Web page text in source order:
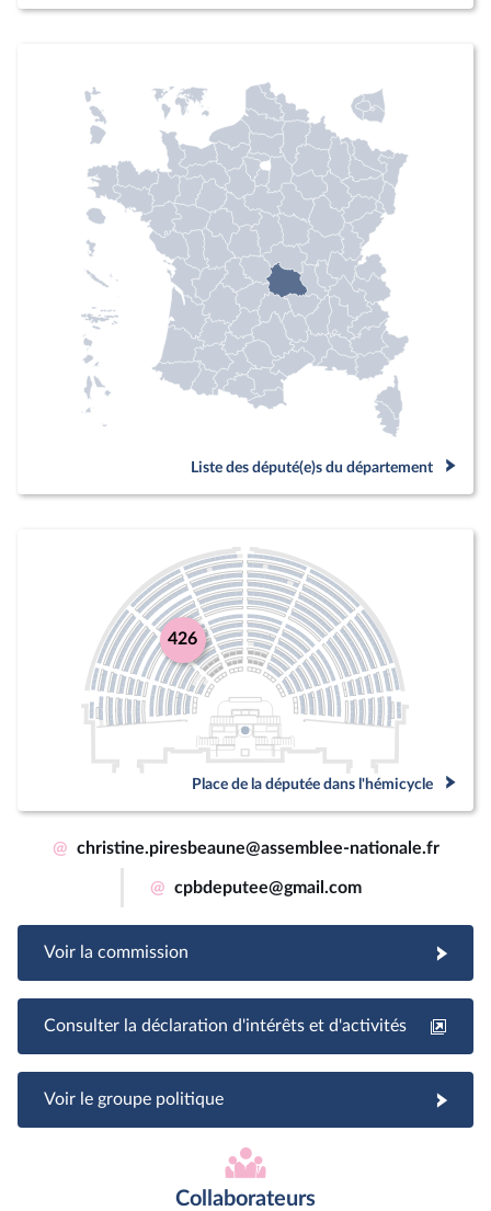
Liste des député(e)s du département
426
Place de la députée dans l'hémicycle
@ christine.piresbeaune@assemblee-nationale.fr
@ cpbdeputee@gmail.com
Voir la commission
Consulter la déclaration d'intérêts et d'activités
Voir le groupe politique
Collaborateurs